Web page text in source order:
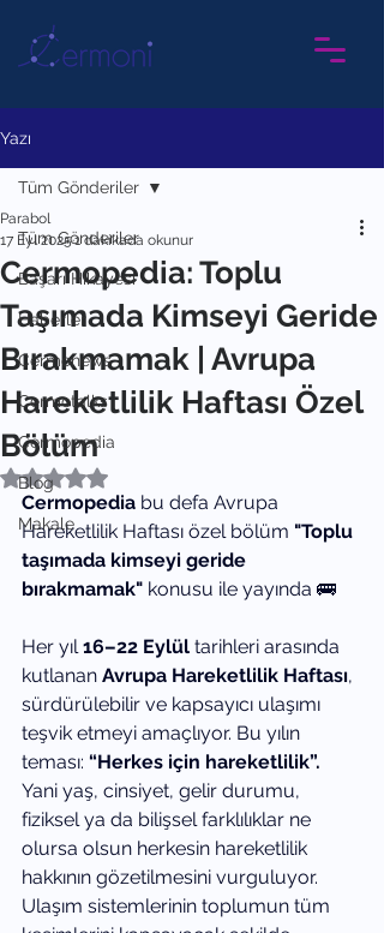
Yazı
Tüm Gönderiler
Başarı Hikayesi
Haberler
Cermonews
Cermotalks
Cermopedia
Blog
Makale
Tüm Gönderiler
Cermopedia: Toplu
Taşımada Kimseyi Geride
Bırakmamak | Avrupa
Hareketlilik Haftası Özel
Bölüm
Parabol
17 Eyl 20251 dakikada okunur
5 üzerinden NaN yıldız
Cermopedia bu defa Avrupa
Hareketlilik Haftası özel bölüm "Toplu
taşımada kimseyi geride
bırakmamak" konusu ile yayında 🚌
Her yıl 16–22 Eylül tarihleri arasında
kutlanan Avrupa Hareketlilik Haftası,
sürdürülebilir ve kapsayıcı ulaşımı
teşvik etmeyi amaçlıyor. Bu yılın
teması: “Herkes için hareketlilik”.
Yani yaş, cinsiyet, gelir durumu,
fiziksel ya da bilişsel farklılıklar ne
olursa olsun herkesin hareketlilik
hakkının gözetilmesini vurguluyor.
Ulaşım sistemlerinin toplumun tüm